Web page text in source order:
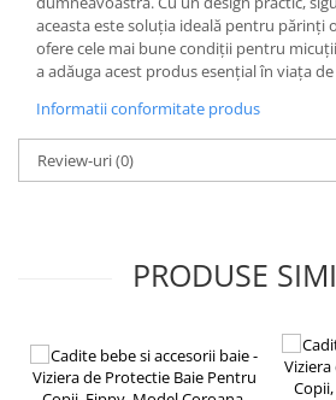
Broaste si clante
Accesorii litiere
Accesorii pentru animale
Aparate de Masaj
Articole si accesorii birou
Sonerii
aceasta este soluția ideală pentru părinți
ofere cele mai bune condiții pentru
a adăuga acest produs esențial în viața de
Informatii conformitate produs
Review-uri(0)
PRODUSE